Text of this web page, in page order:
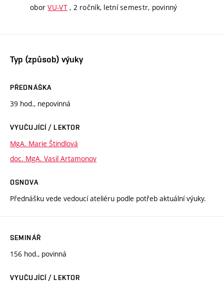
oborVU-VT, 2 ročník, letní semestr, povinný
Typ (způsob) výuky
PŘEDNÁŠKA
39 hod., nepovinná
VYUČUJÍCÍ / LEKTOR
MgA. Marie Štindlová
doc. MgA. Vasil Artamonov
OSNOVA
Přednášku vede vedoucí ateliéru podle potřeb aktuální výuky.
SEMINÁŘ
156 hod., povinná
VYUČUJÍCÍ / LEKTOR